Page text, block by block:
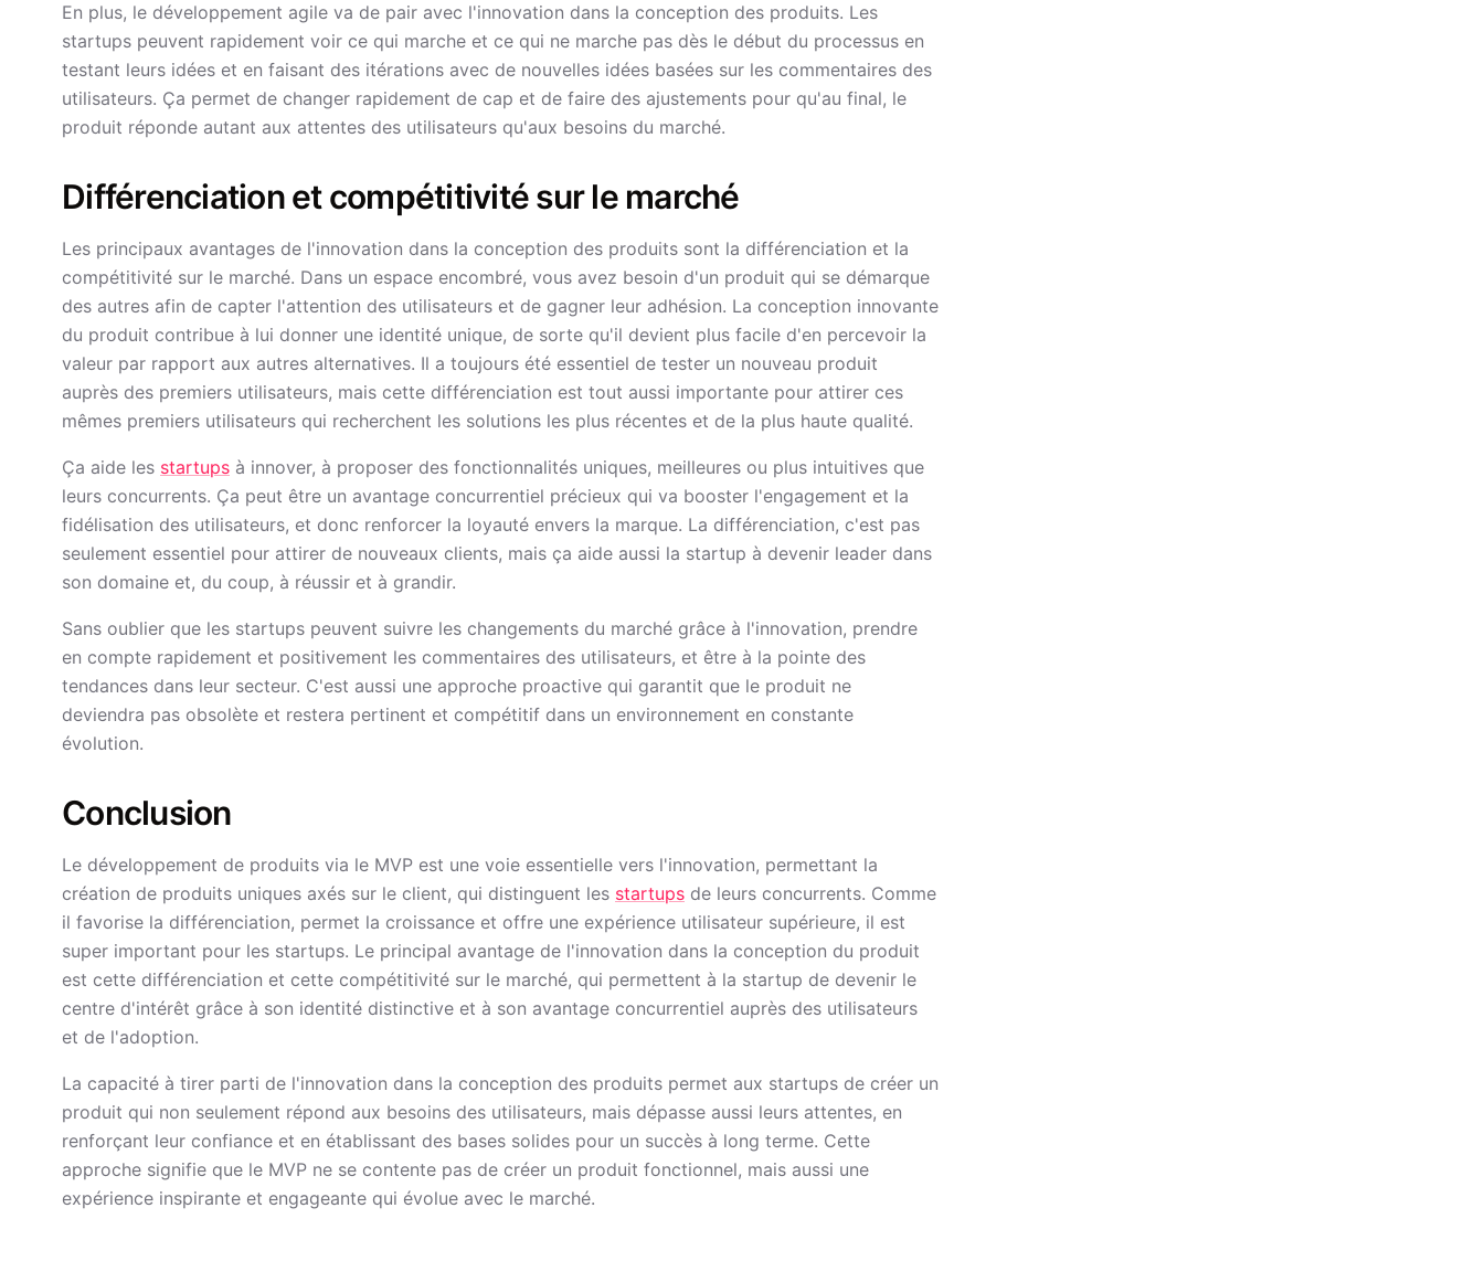
En plus, le développement agile va de pair avec l'innovation dans la conception des produits. Les
startups peuvent rapidement voir ce qui marche et ce qui ne marche pas dès le début du processus en
testant leurs idées et en faisant des itérations avec de nouvelles idées basées sur les commentaires des
utilisateurs. Ça permet de changer rapidement de cap et de faire des ajustements pour qu'au final, le
produit réponde autant aux attentes des utilisateurs qu'aux besoins du marché.
Différenciation et compétitivité sur le marché
Les principaux avantages de l'innovation dans la conception des produits sont la différenciation et la
compétitivité sur le marché. Dans un espace encombré, vous avez besoin d'un produit qui se démarque
des autres afin de capter l'attention des utilisateurs et de gagner leur adhésion. La conception innovante
du produit contribue à lui donner une identité unique, de sorte qu'il devient plus facile d'en percevoir la
valeur par rapport aux autres alternatives. Il a toujours été essentiel de tester un nouveau produit
auprès des premiers utilisateurs, mais cette différenciation est tout aussi importante pour attirer ces
mêmes premiers utilisateurs qui recherchent les solutions les plus récentes et de la plus haute qualité.
Ça aide les startups à innover, à proposer des fonctionnalités uniques, meilleures ou plus intuitives que
leurs concurrents. Ça peut être un avantage concurrentiel précieux qui va booster l'engagement et la
fidélisation des utilisateurs, et donc renforcer la loyauté envers la marque. La différenciation, c'est pas
seulement essentiel pour attirer de nouveaux clients, mais ça aide aussi la startup à devenir leader dans
son domaine et, du coup, à réussir et à grandir.
Sans oublier que les startups peuvent suivre les changements du marché grâce à l'innovation, prendre
en compte rapidement et positivement les commentaires des utilisateurs, et être à la pointe des
tendances dans leur secteur. C'est aussi une approche proactive qui garantit que le produit ne
deviendra pas obsolète et restera pertinent et compétitif dans un environnement en constante
évolution.
Conclusion
Le développement de produits via le MVP est une voie essentielle vers l'innovation, permettant la
création de produits uniques axés sur le client, qui distinguent les startups de leurs concurrents. Comme
il favorise la différenciation, permet la croissance et offre une expérience utilisateur supérieure, il est
super important pour les startups. Le principal avantage de l'innovation dans la conception du produit
est cette différenciation et cette compétitivité sur le marché, qui permettent à la startup de devenir le
centre d'intérêt grâce à son identité distinctive et à son avantage concurrentiel auprès des utilisateurs
et de l'adoption.
La capacité à tirer parti de l'innovation dans la conception des produits permet aux startups de créer un
produit qui non seulement répond aux besoins des utilisateurs, mais dépasse aussi leurs attentes, en
renforçant leur confiance et en établissant des bases solides pour un succès à long terme. Cette
approche signifie que le MVP ne se contente pas de créer un produit fonctionnel, mais aussi une
expérience inspirante et engageante qui évolue avec le marché.